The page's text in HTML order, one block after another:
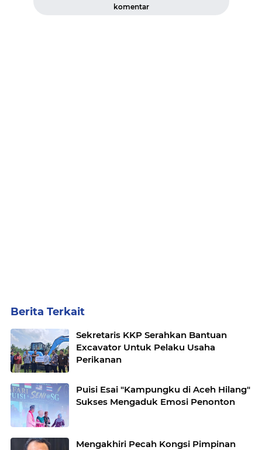
komentar
Berita Terkait
Sekretaris KKP Serahkan Bantuan
Excavator Untuk Pelaku Usaha
Perikanan
Puisi Esai "Kampungku di Aceh Hilang"
Sukses Mengaduk Emosi Penonton
Mengakhiri Pecah Kongsi Pimpinan